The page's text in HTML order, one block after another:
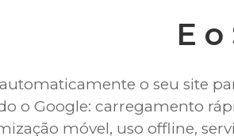
E o
o seu site
o Google: carregamento
móvel, uso offline,